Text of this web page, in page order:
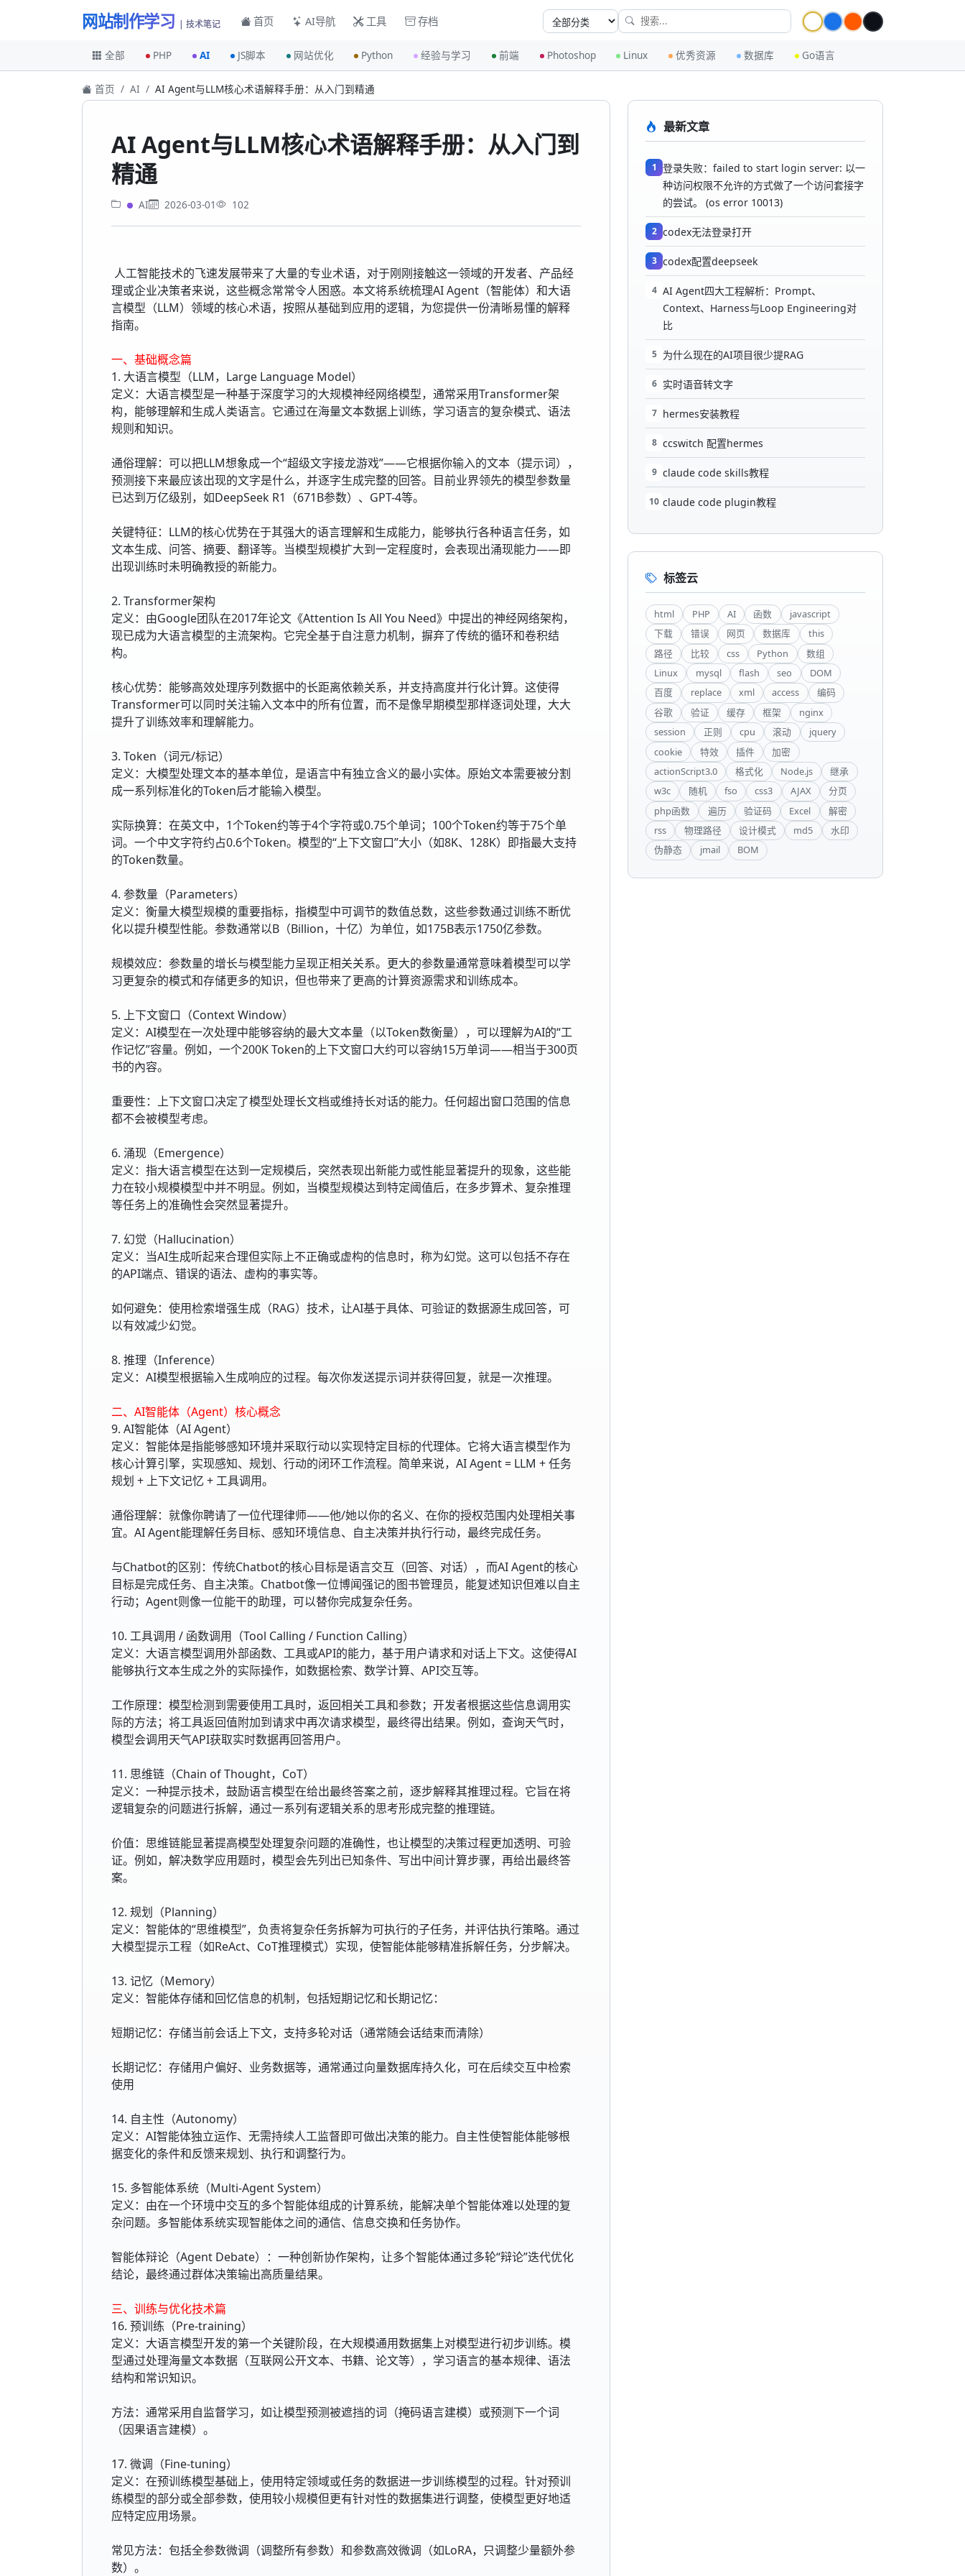
网站制作学习 | 技术笔记 首页 AI导航 工具 存档
全部 PHP AI JS脚本 网站优化 Python 经验与学习 前端 Photoshop Linux 优秀资源 数据库 Go语言
首页 AI AI Agent与LLM核心术语解释手册：从入门到精通
AI Agent与LLM核心术语解释手册：从入门到
精通
AI 2026-03-01 102
人工智能技术的飞速发展带来了大量的专业术语，对于刚刚接触这一领域的开发者、产品经
理或企业决策者来说，这些概念常常令人困惑。本文将系统梳理AI Agent（智能体）和大语
言模型（LLM）领域的核心术语，按照从基础到应用的逻辑，为您提供一份清晰易懂的解释
指南。
一、基础概念篇
1. 大语言模型（LLM，Large Language Model）
定义：大语言模型是一种基于深度学习的大规模神经网络模型，通常采用Transformer架
构，能够理解和生成人类语言。它通过在海量文本数据上训练，学习语言的复杂模式、语法
规则和知识。
通俗理解：可以把LLM想象成一个“超级文字接龙游戏”——它根据你输入的文本（提示词），
预测接下来最应该出现的文字是什么，并逐字生成完整的回答。目前业界领先的模型参数量
已达到万亿级别，如DeepSeek R1（671B参数）、GPT-4等。
关键特征：LLM的核心优势在于其强大的语言理解和生成能力，能够执行各种语言任务，如
文本生成、问答、摘要、翻译等。当模型规模扩大到一定程度时，会表现出涌现能力——即
出现训练时未明确教授的新能力。
2. Transformer架构
定义：由Google团队在2017年论文《Attention Is All You Need》中提出的神经网络架构，
现已成为大语言模型的主流架构。它完全基于自注意力机制，摒弃了传统的循环和卷积结
构。
核心优势：能够高效处理序列数据中的长距离依赖关系，并支持高度并行化计算。这使得
Transformer可以同时关注输入文本中的所有位置，而不是像早期模型那样逐词处理，大大
提升了训练效率和理解能力。
3. Token（词元/标记）
定义：大模型处理文本的基本单位，是语言中有独立含义的最小实体。原始文本需要被分割
成一系列标准化的Token后才能输入模型。
实际换算：在英文中，1个Token约等于4个字符或0.75个单词；100个Token约等于75个单
词。一个中文字符约占0.6个Token。模型的“上下文窗口”大小（如8K、128K）即指最大支持
的Token数量。
4. 参数量（Parameters）
定义：衡量大模型规模的重要指标，指模型中可调节的数值总数，这些参数通过训练不断优
化以提升模型性能。参数通常以B（Billion，十亿）为单位，如175B表示1750亿参数。
规模效应：参数量的增长与模型能力呈现正相关关系。更大的参数量通常意味着模型可以学
习更复杂的模式和存储更多的知识，但也带来了更高的计算资源需求和训练成本。
5. 上下文窗口（Context Window）
定义：AI模型在一次处理中能够容纳的最大文本量（以Token数衡量），可以理解为AI的“工
作记忆”容量。例如，一个200K Token的上下文窗口大约可以容纳15万单词——相当于300页
书的內容。
重要性：上下文窗口决定了模型处理长文档或维持长对话的能力。任何超出窗口范围的信息
都不会被模型考虑。
6. 涌现（Emergence）
定义：指大语言模型在达到一定规模后，突然表现出新能力或性能显著提升的现象，这些能
力在较小规模模型中并不明显。例如，当模型规模达到特定阈值后，在多步算术、复杂推理
等任务上的准确性会突然显著提升。
7. 幻觉（Hallucination）
定义：当AI生成听起来合理但实际上不正确或虚构的信息时，称为幻觉。这可以包括不存在
的API端点、错误的语法、虚构的事实等。
如何避免：使用检索增强生成（RAG）技术，让AI基于具体、可验证的数据源生成回答，可
以有效减少幻觉。
8. 推理（Inference）
定义：AI模型根据输入生成响应的过程。每次你发送提示词并获得回复，就是一次推理。
二、AI智能体（Agent）核心概念
9. AI智能体（AI Agent）
定义：智能体是指能够感知环境并采取行动以实现特定目标的代理体。它将大语言模型作为
核心计算引擎，实现感知、规划、行动的闭环工作流程。简单来说，AI Agent = LLM + 任务
规划 + 上下文记忆 + 工具调用。
通俗理解：就像你聘请了一位代理律师——他/她以你的名义、在你的授权范围内处理相关事
宜。AI Agent能理解任务目标、感知环境信息、自主决策并执行行动，最终完成任务。
与Chatbot的区别：传统Chatbot的核心目标是语言交互（回答、对话），而AI Agent的核心
目标是完成任务、自主决策。Chatbot像一位博闻强记的图书管理员，能复述知识但难以自主
行动；Agent则像一位能干的助理，可以替你完成复杂任务。
10. 工具调用 / 函数调用（Tool Calling / Function Calling）
定义：大语言模型调用外部函数、工具或API的能力，基于用户请求和对话上下文。这使得AI
能够执行文本生成之外的实际操作，如数据检索、数学计算、API交互等。
工作原理：模型检测到需要使用工具时，返回相关工具和参数；开发者根据这些信息调用实
际的方法；将工具返回值附加到请求中再次请求模型，最终得出结果。例如，查询天气时，
模型会调用天气API获取实时数据再回答用户。
11. 思维链（Chain of Thought，CoT）
定义：一种提示技术，鼓励语言模型在给出最终答案之前，逐步解释其推理过程。它旨在将
逻辑复杂的问题进行拆解，通过一系列有逻辑关系的思考形成完整的推理链。
价值：思维链能显著提高模型处理复杂问题的准确性，也让模型的决策过程更加透明、可验
证。例如，解决数学应用题时，模型会先列出已知条件、写出中间计算步骤，再给出最终答
案。
12. 规划（Planning）
定义：智能体的“思维模型”，负责将复杂任务拆解为可执行的子任务，并评估执行策略。通过
大模型提示工程（如ReAct、CoT推理模式）实现，使智能体能够精准拆解任务，分步解决。
13. 记忆（Memory）
定义：智能体存储和回忆信息的机制，包括短期记忆和长期记忆：
短期记忆：存储当前会话上下文，支持多轮对话（通常随会话结束而清除）
长期记忆：存储用户偏好、业务数据等，通常通过向量数据库持久化，可在后续交互中检索
使用
14. 自主性（Autonomy）
定义：AI智能体独立运作、无需持续人工监督即可做出决策的能力。自主性使智能体能够根
据变化的条件和反馈来规划、执行和调整行为。
15. 多智能体系统（Multi-Agent System）
定义：由在一个环境中交互的多个智能体组成的计算系统，能解决单个智能体难以处理的复
杂问题。多智能体系统实现智能体之间的通信、信息交换和任务协作。
智能体辩论（Agent Debate）：一种创新协作架构，让多个智能体通过多轮“辩论”迭代优化
结论，最终通过群体决策输出高质量结果。
三、训练与优化技术篇
16. 预训练（Pre-training）
定义：大语言模型开发的第一个关键阶段，在大规模通用数据集上对模型进行初步训练。模
型通过处理海量文本数据（互联网公开文本、书籍、论文等），学习语言的基本规律、语法
结构和常识知识。
方法：通常采用自监督学习，如让模型预测被遮挡的词（掩码语言建模）或预测下一个词
（因果语言建模）。
17. 微调（Fine-tuning）
定义：在预训练模型基础上，使用特定领域或任务的数据进一步训练模型的过程。针对预训
练模型的部分或全部参数，使用较小规模但更有针对性的数据集进行调整，使模型更好地适
应特定应用场景。
常见方法：包括全参数微调（调整所有参数）和参数高效微调（如LoRA，只调整少量额外参
数）。
最新文章
1 登录失败：failed to start login server: 以一
种访问权限不允许的方式做了一个访问套接字
的尝试。 (os error 10013)
2 codex无法登录打开
3 codex配置deepseek
4 AI Agent四大工程解析：Prompt、
Context、Harness与Loop Engineering对
比
5 为什么现在的AI项目很少提RAG
6 实时语音转文字
7 hermes安装教程
8 ccswitch 配置hermes
9 claude code skills教程
10 claude code plugin教程
标签云
html PHP AI 函数
javascript
下载
错误 网页 数据库
this
路径
比较 css Python
数组
Linux
mysql flash seo
DOM
百度
replace xml access
编码
谷歌
验证 缓存 框架
nginx
session
正则 cpu 滚动
jquery
cookie
特效 插件
加密
actionScript3.0
格式化 Node.js
继承
w3c
随机 fso css3 AJAX
分页
php函数
遍历 验证码 Excel
解密
rss
物理路径 设计模式 md5
水印
伪静态
jmail BOM